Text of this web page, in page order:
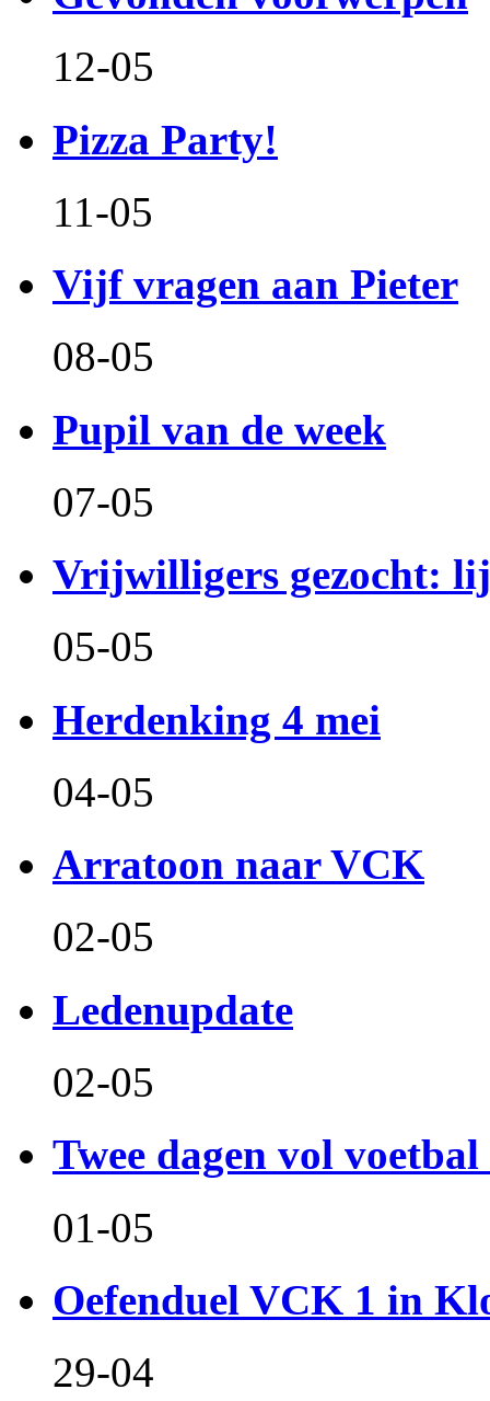
12-05
Pizza Party!
11-05
Vijf vragen aan Pieter
08-05
Pupil van de week
07-05
Vrijwilligers gezocht:
05-05
Herdenking 4 mei
04-05
Arratoon naar VCK
02-05
Ledenupdate
02-05
Twee dagen vol
01-05
Oefenduel VCK 1 in
29-04